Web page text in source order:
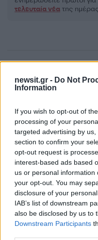
newsit.gr - Do Not
Information
If you wish to opt-out of
processing of your
targeted advertising by
section to confirm your
opt-out request is
interest-based ads based
us or personal
your opt-out. You may
disclosure of your
IAB’s list of downstream
also be disclosed by us to
Downstream Participants
τελευταία νέα της ημέρας
Πιο
1 Σέρρες: Βίντεο
οδηγός του
σύγκρουση
2Marfin: Η
απολογηθεί την
συμμετείχε στη
100.000 άτομα»
3Σίντνεϊ Τάουλ:
σταρ του TikTok
με τον καρκίνο
4Μεταφορές
θεωρηθούν
– Τι ισχυεί για